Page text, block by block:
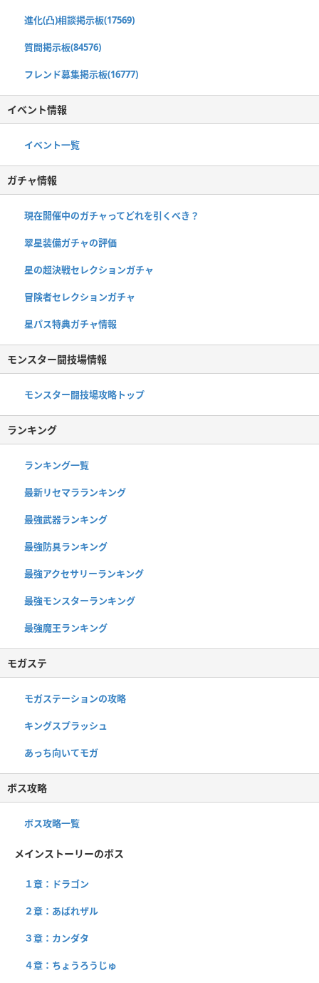
進化(凸)相談掲示板(17569)
質問掲示板(84576)
フレンド募集掲示板(16777)
イベント情報
イベント一覧
ガチャ情報
現在開催中のガチャってどれを引くべき？
翠星装備ガチャの評価
星の超決戦セレクションガチャ
冒険者セレクションガチャ
星パス特典ガチャ情報
モンスター闘技場情報
モンスター闘技場攻略トップ
ランキング
ランキング一覧
最新リセマラランキング
最強武器ランキング
最強防具ランキング
最強アクセサリーランキング
最強モンスターランキング
最強魔王ランキング
モガステ
モガステーションの攻略
キングスプラッシュ
あっち向いてモガ
ボス攻略
ボス攻略一覧
メインストーリーのボス
１章：ドラゴン
２章：あばれザル
３章：カンダタ
４章：ちょうろうじゅ